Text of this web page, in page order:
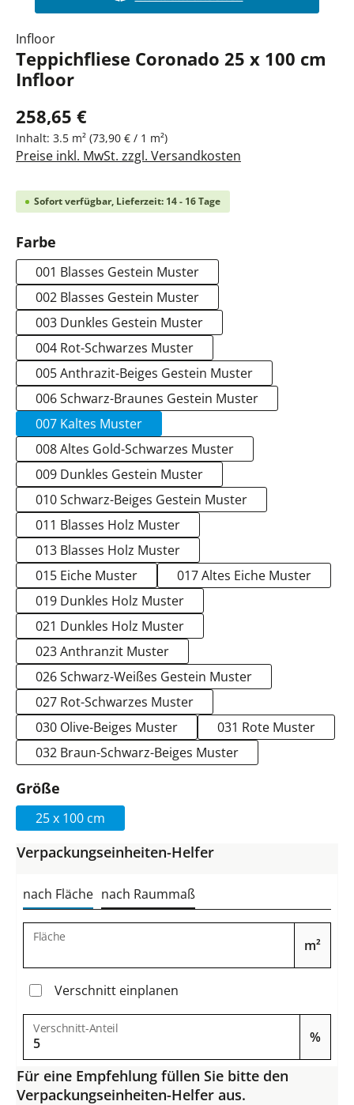
Infloor
Teppichfliese Coronado 25 x 100 cm
Infloor
258,65 €
Inhalt: 3.5 m² (73,90 € / 1 m²)
Preise inkl. MwSt. zzgl. Versandkosten
Sofort verfügbar, Lieferzeit: 14 - 16 Tage
Farbe
001 Blasses Gestein Muster
002 Blasses Gestein Muster
003 Dunkles Gestein Muster
004 Rot-Schwarzes Muster
005 Anthrazit-Beiges Gestein Muster
006 Schwarz-Braunes Gestein Muster
007 Kaltes Muster
008 Altes Gold-Schwarzes Muster
009 Dunkles Gestein Muster
010 Schwarz-Beiges Gestein Muster
011 Blasses Holz Muster
013 Blasses Holz Muster
015 Eiche Muster
017 Altes Eiche Muster
019 Dunkles Holz Muster
021 Dunkles Holz Muster
023 Anthranzit Muster
026 Schwarz-Weißes Gestein Muster
027 Rot-Schwarzes Muster
030 Olive-Beiges Muster
031 Rote Muster
032 Braun-Schwarz-Beiges Muster
Größe
25 x 100 cm
Verpackungseinheiten-Helfer
nach Fläche nach Raummaß
Fläche
m²
Verschnitt einplanen
Verschnitt-Anteil
%
Für eine Empfehlung füllen Sie bitte den
Verpackungseinheiten-Helfer aus.